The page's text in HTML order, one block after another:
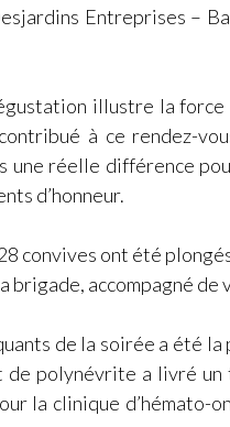
Entreprises –
illustre la
à ce rendez-
une réelle différence
d’honneur.
convives ont été
brigade, accompagné
de la soirée a été
polynévrite a livré un
la clinique